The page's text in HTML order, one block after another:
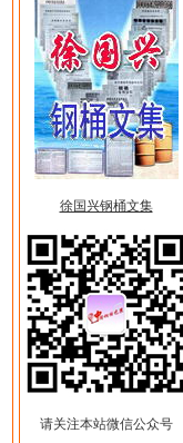
徐国兴钢桶文集
请关注本站微信公众号